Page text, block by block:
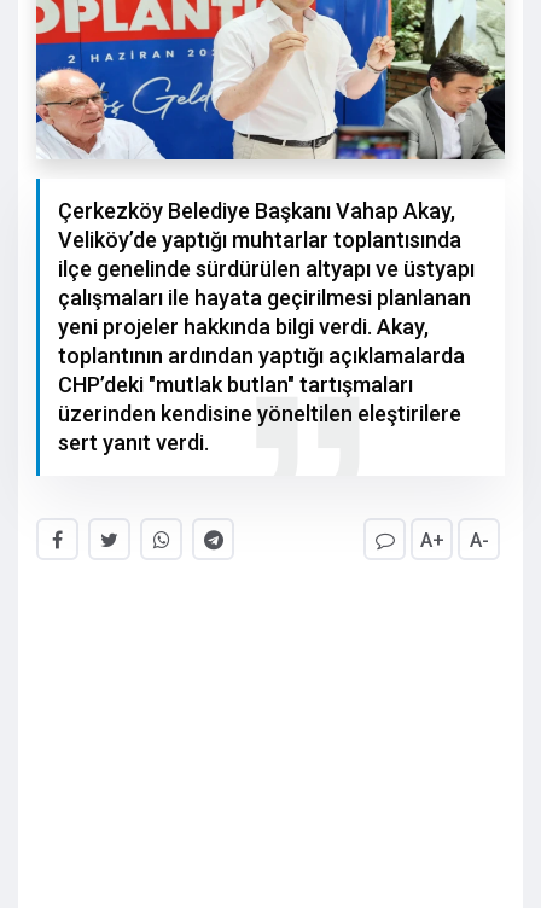
Çerkezköy Belediye Başkanı Vahap Akay,
Veliköy’de yaptığı muhtarlar toplantısında
ilçe genelinde sürdürülen altyapı ve üstyapı
çalışmaları ile hayata geçirilmesi planlanan
yeni projeler hakkında bilgi verdi. Akay,
toplantının ardından yaptığı açıklamalarda
CHP’deki "mutlak butlan" tartışmaları
üzerinden kendisine yöneltilen eleştirilere
sert yanıt verdi.
A+ A-